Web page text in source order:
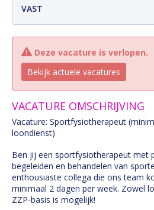
VAST
Deze vacature is verlopen.
Bekijk actuele vacatures
VACATURE OMSCHRIJVING
Vacature: Sportfysiotherapeut
loondienst)
Ben jij een sportfysiotherapeut met
begeleiden en behandelen van
enthousiaste collega die ons team
minimaal 2 dagen per week. Zowel
ZZP-basis is mogelijk!